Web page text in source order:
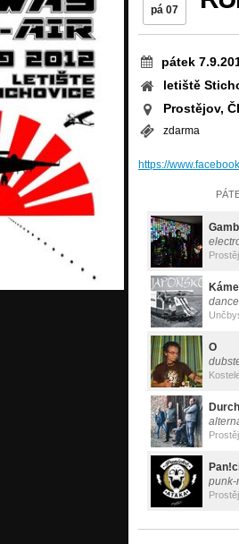
pá 07
pátek
letiště
Prostějov,
zdarma
https://
O
punk-